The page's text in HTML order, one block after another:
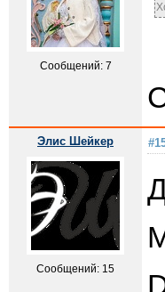
Сообщений: 7
Элис Шейкер
Сообщений: 15